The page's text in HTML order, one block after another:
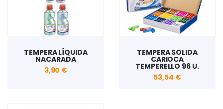
TEMPERA LÍQUIDA
NACARADA
3,90 €
TEMPERA SOLIDA
CARIOCA
TEMPERELLO 96 U.
53,54 €